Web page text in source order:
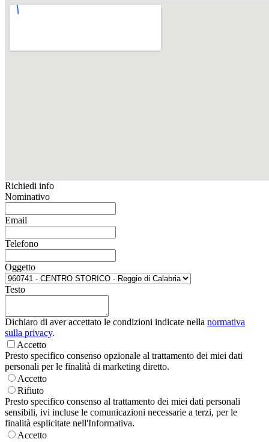
Richiedi info
Nominativo
Email
Telefono
Oggetto
Testo
Dichiaro di aver accettato le condizioni indicate nella normativa
sulla privacy.
Accetto
Presto specifico consenso opzionale al trattamento dei miei dati
personali per le finalità di marketing diretto.
Accetto
Rifiuto
Presto specifico consenso al trattamento dei miei dati personali
sensibili, ivi incluse le comunicazioni necessarie a terzi, per le
finalità esplicitate nell'Informativa.
Accetto